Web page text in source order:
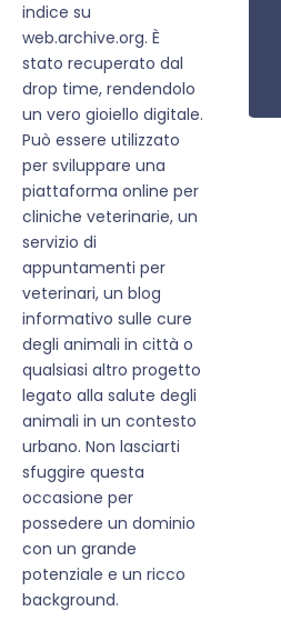
indice su
web.archive.org. È
stato recuperato dal
drop time, rendendolo
un vero gioiello digitale.
Può essere utilizzato
per sviluppare una
piattaforma online per
cliniche veterinarie, un
servizio di
appuntamenti per
veterinari, un blog
informativo sulle cure
degli animali in città o
qualsiasi altro progetto
legato alla salute degli
animali in un contesto
urbano. Non lasciarti
sfuggire questa
occasione per
possedere un dominio
con un grande
potenziale e un ricco
background.